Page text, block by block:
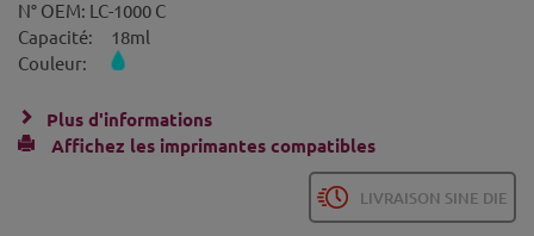
N° OEM: LC-1000 C
Capacité:
18ml
Couleur:
Plus d'informations
Affichez les imprimantes compatibles
LIVRAISON SINE DIE